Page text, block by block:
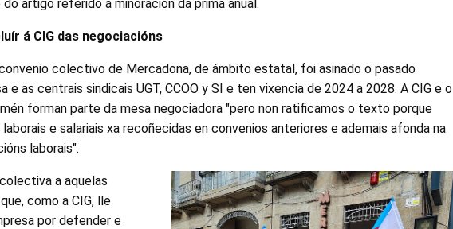
artigo referido á minoración da prima anual.
á CIG das negociacións
colectivo de Mercadona, de ámbito estatal, foi asinado o pasado
e as centrais sindicais UGT, CCOO y SI e ten vixencia de 2024 a 2028. A CIG e o
forman parte da mesa negociadora "pero non ratificamos o texto porque
e salariais xa recoñecidas en convenios anteriores e ademais afonda na
laborais".
a aquelas
como a CIG, lle
por defender e